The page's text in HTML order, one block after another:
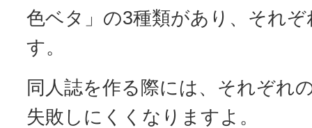
色ベタ」の3種類があり、それ
す。
同人誌を作る際には、それぞれ
失敗しにくくなりますよ。